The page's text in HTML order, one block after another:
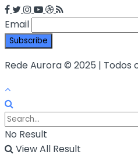
Email
Rede Aurora © 2025 | Todos
No Result
View All Result